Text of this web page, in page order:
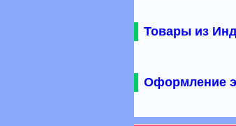
Товары из
Оформление